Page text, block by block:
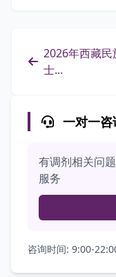
2026年西藏民
士...
一对一咨
有调剂相关问
服务
咨询时间: 9:00-